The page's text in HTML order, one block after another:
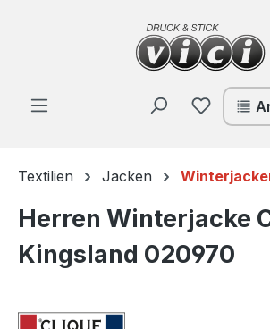
Zum Hauptinhalt springen
Du hast
Textilien Jacken
Herren Winterjacke
Kingsland 020970